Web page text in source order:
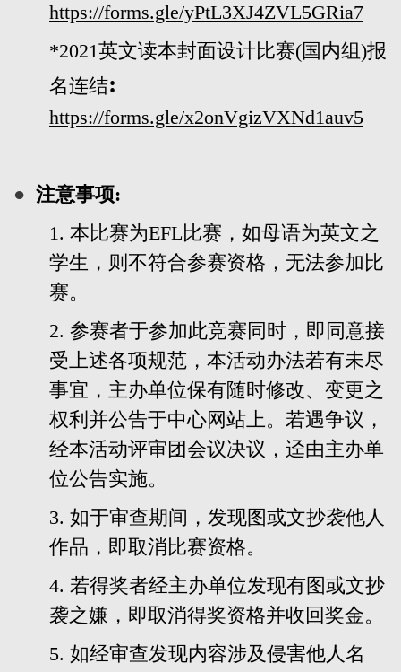
https://forms.gle/yPtL3XJ4ZVL5GRia7
*2021英文读本封面设计比赛(国内组)报
名连结:
https://forms.gle/x2onVgizVXNd1auv5
● 注意事项:
1. 本比赛为EFL比赛，如母语为英文之
学生，则不符合参赛资格，无法参加比
赛。
2. 参赛者于参加此竞赛同时，即同意接
受上述各项规范，本活动办法若有未尽
事宜，主办单位保有随时修改、变更之
权利并公告于中心网站上。若遇争议，
经本活动评审团会议决议，迳由主办单
位公告实施。
3. 如于审查期间，发现图或文抄袭他人
作品，即取消比赛资格。
4. 若得奖者经主办单位发现有图或文抄
袭之嫌，即取消得奖资格并收回奖金。
5. 如经审查发现内容涉及侵害他人名